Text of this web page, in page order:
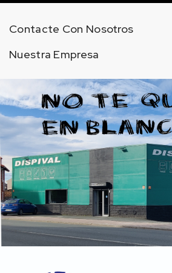
Contacte Con Nosotros
Nuestra Empresa